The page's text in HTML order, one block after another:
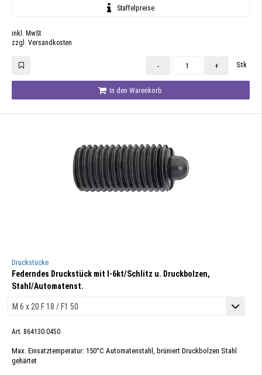
Staffelpreise
inkl. MwSt
zzgl. Versandkosten
- + Stk
In den Warenkorb
Druckstücke
Federndes Druckstück mit I-6kt/Schlitz u. Druckbolzen,
Stahl/Automatenst.
Art. 864130.0450
Max. Einsatztemperatur: 150°C Automatenstahl, brüniert Druckbolzen Stahl
gehärtet